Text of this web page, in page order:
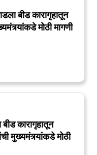
बीड कारागृहातून
मोठी मागणी
कारागृहातून
मुख्यमंत्र्यांकडे मोठी